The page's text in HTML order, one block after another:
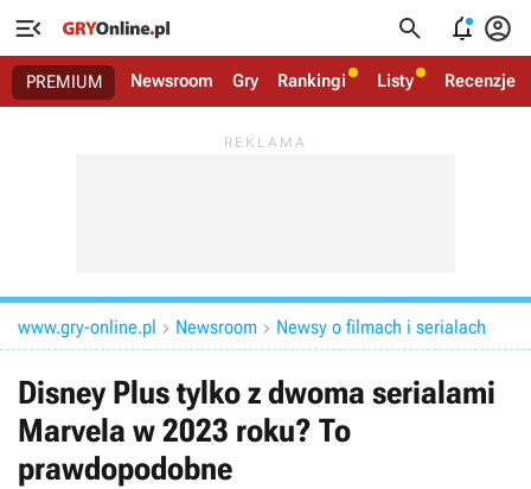
   
PREMIUM Newsroom Gry Rankingi Listy Recenzje
www.gry-online.pl  Newsroom  Newsy o filmach i serialach
Disney Plus tylko z dwoma serialami
Marvela w 2023 roku? To
prawdopodobne